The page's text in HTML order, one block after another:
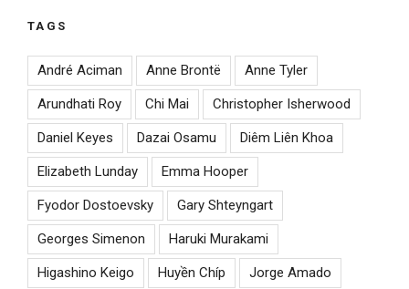
TAGS
André Aciman Anne Brontë Anne Tyler
Arundhati Roy Chi Mai Christopher Isherwood
Daniel Keyes Dazai Osamu Diêm Liên Khoa
Elizabeth Lunday Emma Hooper
Fyodor Dostoevsky Gary Shteyngart
Georges Simenon Haruki Murakami
Higashino Keigo Huyền Chíp Jorge Amado